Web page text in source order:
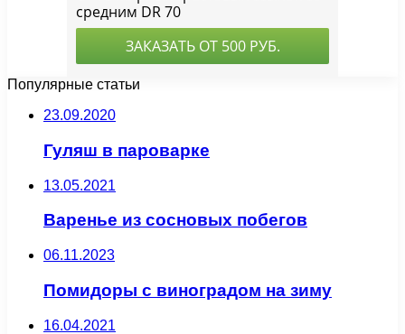
Популярные статьи
23.09.2020
Гуляш в пароварке
13.05.2021
Варенье из сосновых побегов
06.11.2023
Помидоры с виноградом на зиму
16.04.2021